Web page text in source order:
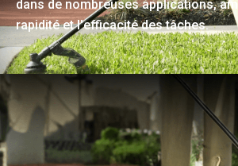
dans de nombreuses applications,
rapidité et l'efficacité des tâches.